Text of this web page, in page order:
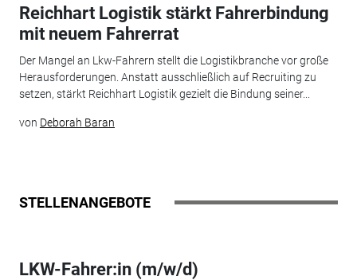
Reichhart Logistik stärkt Fahrerbindung
mit neuem Fahrerrat
Der Mangel an Lkw-Fahrern stellt die Logistikbranche vor große
Herausforderungen. Anstatt ausschließlich auf Recruiting zu
setzen, stärkt Reichhart Logistik gezielt die Bindung seiner...
von Deborah Baran
STELLENANGEBOTE
LKW-Fahrer:in (m/w/d)